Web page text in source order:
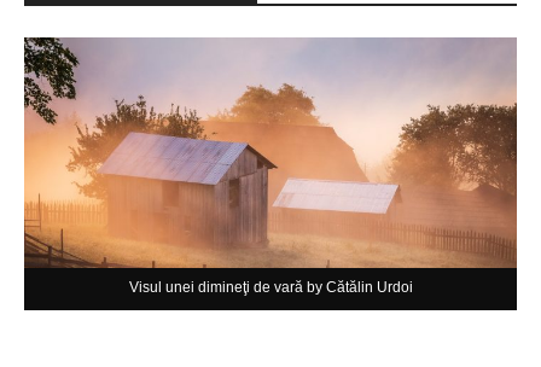
Visul unei dimineţi de vară by Cătălin Urdoi